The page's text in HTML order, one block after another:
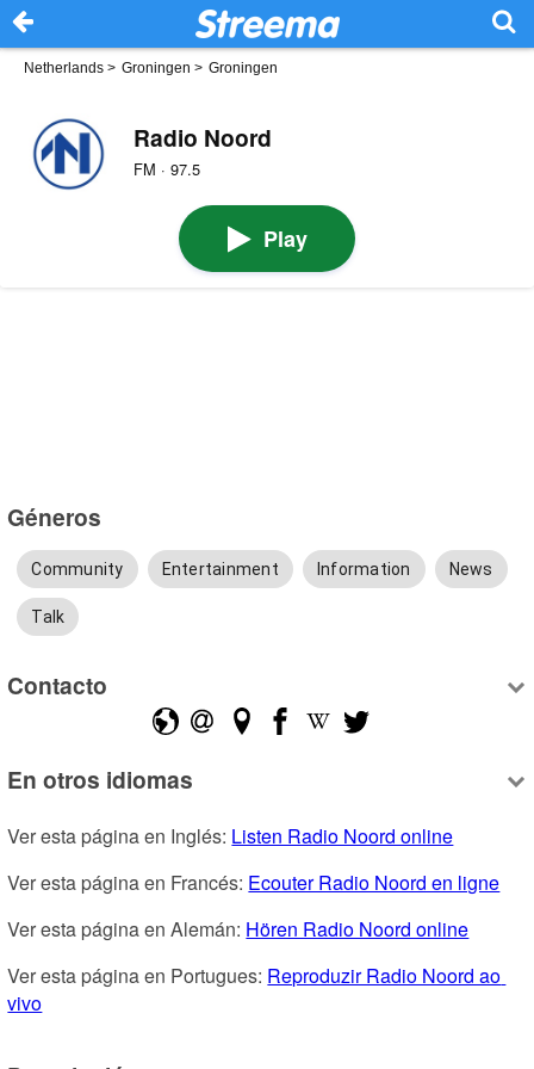
Netherlands > Groningen > Groningen
Radio Noord
FM · 97.5
Play
Géneros
Community Entertainment Information News
Talk
Contacto
En otros idiomas
Ver esta página en Inglés: Listen Radio Noord online
Ver esta página en Francés: Ecouter Radio Noord en ligne
Ver esta página en Alemán: Hören Radio Noord online
Ver esta página en Portugues: Reproduzir Radio Noord ao
vivo